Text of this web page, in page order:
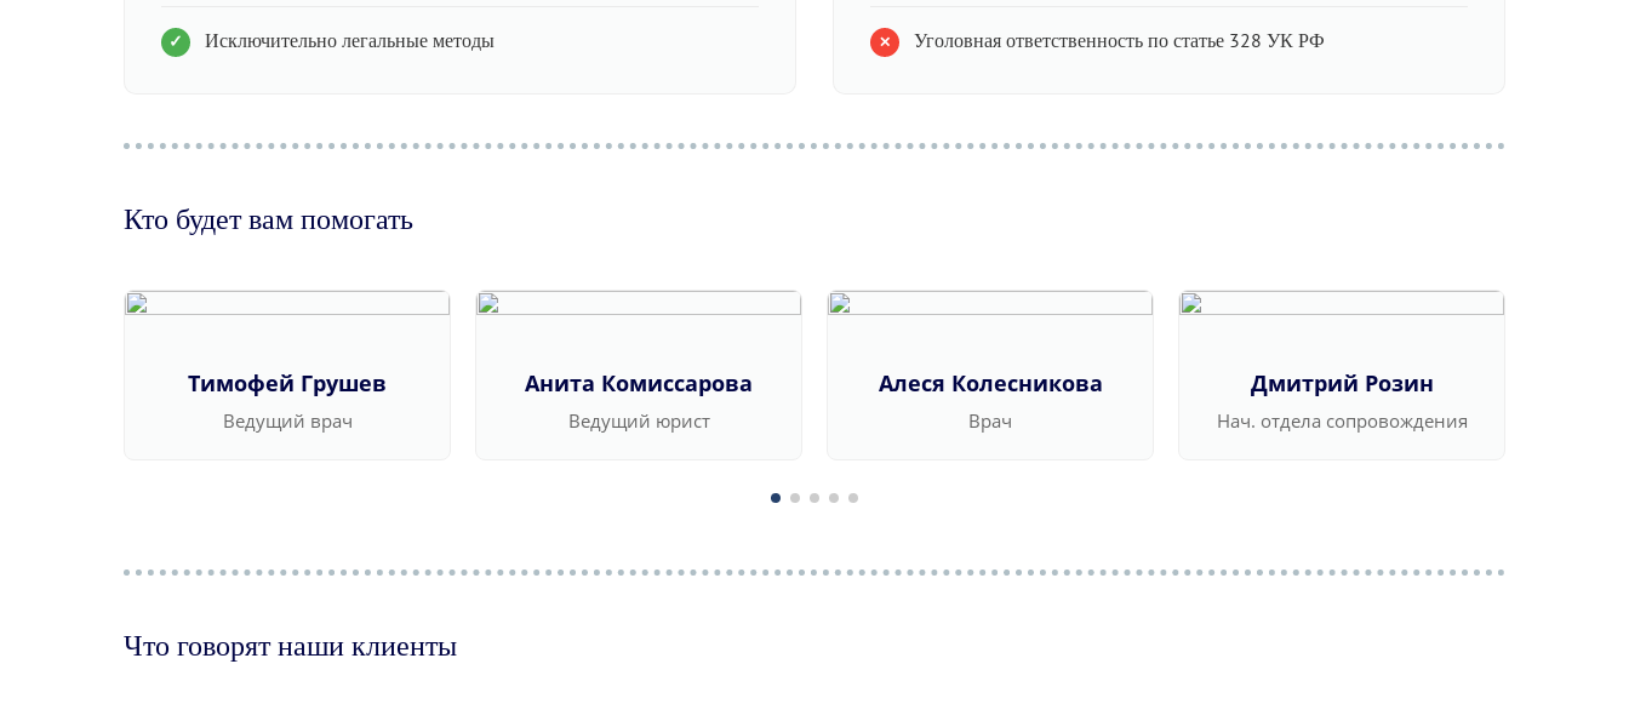
Исключительно легальные методы Уголовная ответственность по статье 328 УК РФ
Кто будет вам помогать
Тимофей Грушев
Ведущий врач
Анита Комиссарова
Ведущий юрист
Алеся Колесникова
Врач
Дмитрий Розин
Нач. отдела сопровождения
Что говорят наши клиенты